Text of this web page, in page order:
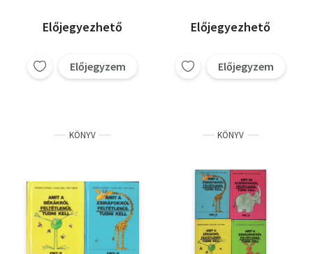
Előjegyezhető
Előjegyzem
Előjegyezhető
Előjegyzem
KÖNYV KÖNYV